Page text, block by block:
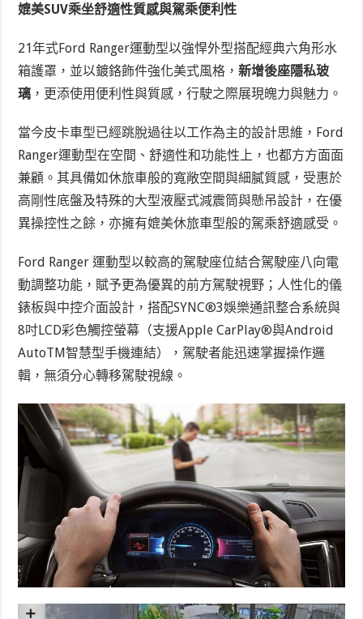
媲美SUV乘坐舒適性質感與駕乘便利性
21年式Ford Ranger運動型以強悍外型搭配經典六角形水
箱護罩，並以鍍鉻飾件強化美式風格，新增後座隱私玻
璃 ，更添使用便利性與質感，行駛之際展現魄力與魅力。
當今皮卡車型已經跳脫過往以工作為主的設計思維，Ford
Ranger運動型在空間、舒適性和功能性上，也都方方面面
兼顧。其具備如休旅車般的寬敞空間與細膩質感，受惠於
高剛性底盤及特殊的大型液壓式減震筒與懸吊設計，在優
異操控性之餘，亦擁有媲美休旅車型般的駕乘舒適感受。
Ford Ranger 運動型以較高的駕駛座位結合駕駛座八向電
動調整功能，賦予更為優異的前方駕駛視野；人性化的儀
錶板與中控介面設計，搭配SYNC®3娛樂通訊整合系統與
8吋LCD彩色觸控螢幕（支援Apple CarPlay®與Android
AutoTM智慧型手機連結），駕駛者能迅速掌握操作邏
輯，無須分心轉移駕駛視線。